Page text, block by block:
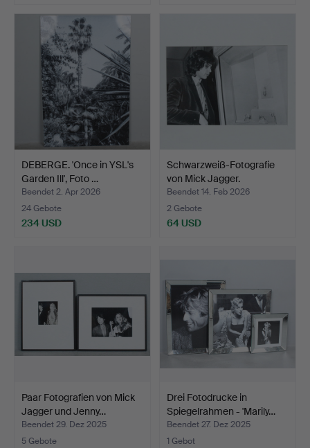
DEBERGE. 'Once in YSL's
Garden Ill', Foto …
Beendet 2. Apr 2026
24 Gebote
234 USD
Schwarzweiß-Fotografie
von Mick Jagger.
Beendet 14. Feb 2026
2 Gebote
64 USD
Paar Fotografien von Mick
Jagger und Jenny…
Beendet 29. Dez 2025
5 Gebote
Drei Fotodrucke in
Spiegelrahmen - 'Marily…
Beendet 27. Dez 2025
1 Gebot